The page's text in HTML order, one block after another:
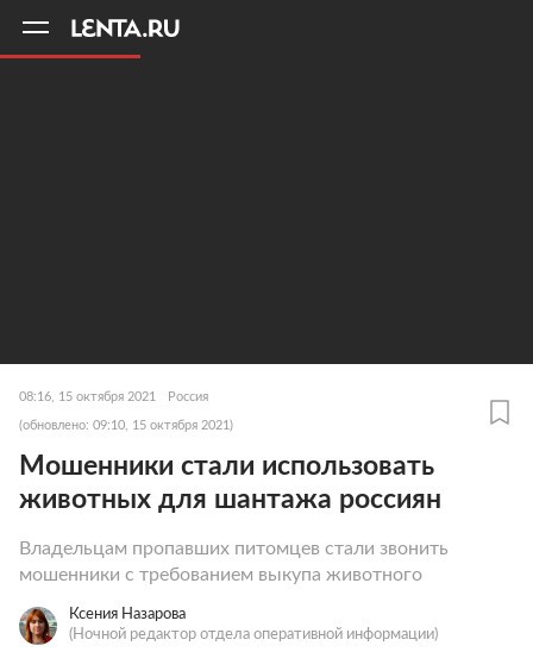
08:16, 15 октября 2021 Россия
(обновлено: 09:10, 15 октября 2021)
Мошенники стали использовать
животных для шантажа россиян
Владельцам пропавших питомцев стали звонить
мошенники с требованием выкупа животного
Ксения Назарова
(Ночной редактор отдела оперативной информации)